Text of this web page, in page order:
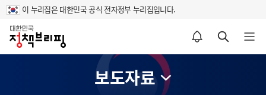
이 누리집은 대한민국 공식 전자정부 누리집입니다.
홈
알림설정 바로가기 검색 바로가기 메뉴 열기
보도자료